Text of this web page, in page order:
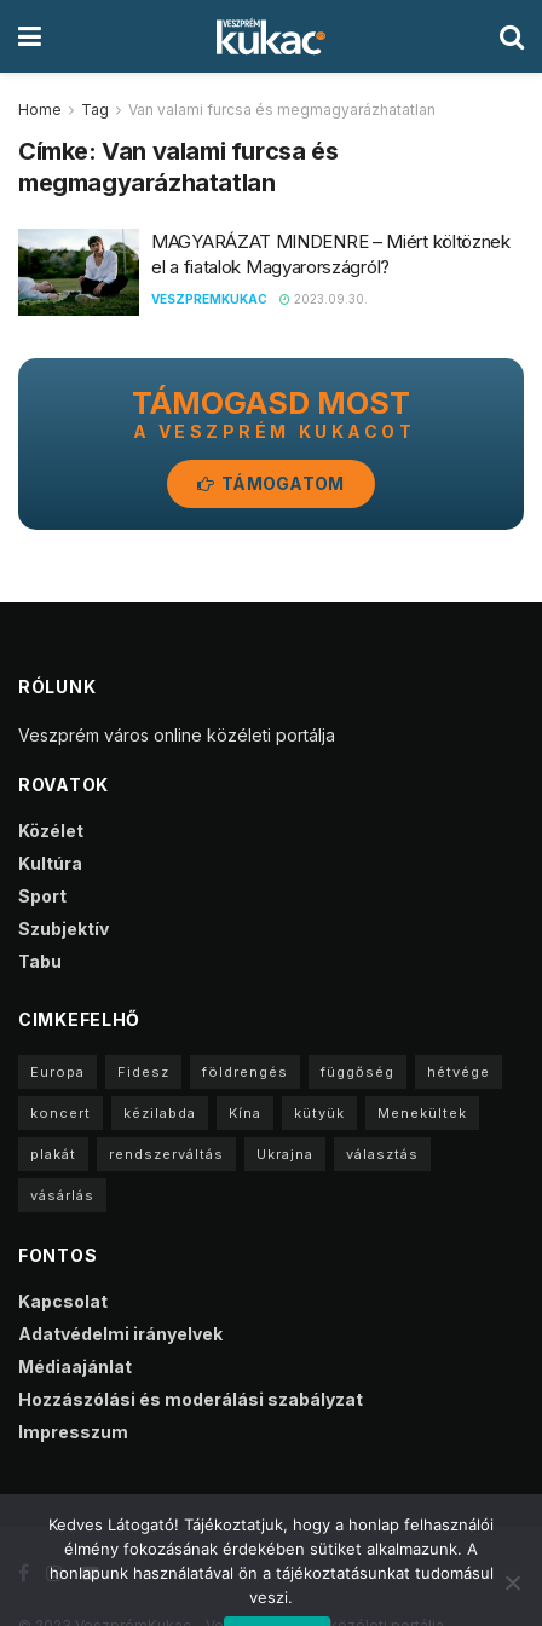
Home Tag Van valami furcsa és megmagyarázhatatlan
Címke:Van valami furcsa és
megmagyarázhatatlan
MAGYARÁZAT MINDENRE – Miért költöznek
el a fiatalok Magyarországról?
VESZPREMKUKAC 2023.09.30.
TÁMOGASD MOST
A VESZPRÉM KUKACOT
TÁMOGATOM
RÓLUNK
Veszprém város online közéleti portálja
ROVATOK
Közélet
Kultúra
Sport
Szubjektív
Tabu
CIMKEFELHŐ
Europa Fidesz földrengés függőség hétvége
koncert kézilabda Kína kütyük Menekültek
plakát rendszerváltás Ukrajna választás
vásárlás
FONTOS
Kapcsolat
Adatvédelmi irányelvek
Médiaajánlat
Hozzászólási és moderálási szabályzat
Impresszum
Kedves Látogató! Tájékoztatjuk, hogy a honlap felhasználói
élmény fokozásának érdekében sütiket alkalmazunk. A
honlapunk használatával ön a tájékoztatásunkat tudomásul
veszi.